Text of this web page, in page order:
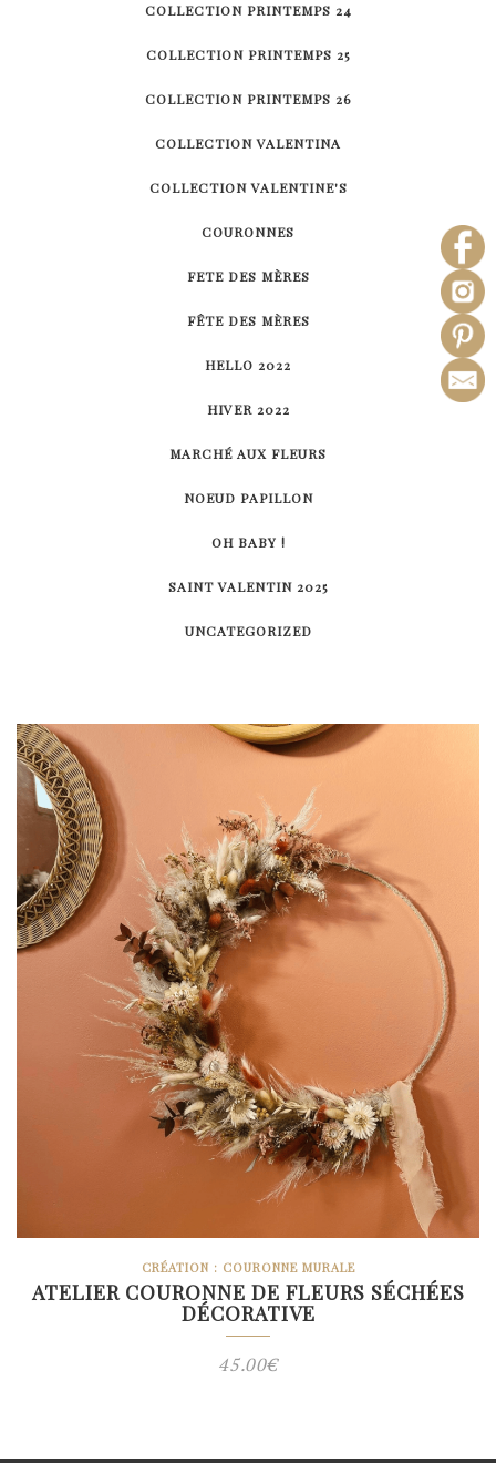
COLLECTION PRINTEMPS 24
COLLECTION PRINTEMPS 25
COLLECTION PRINTEMPS 26
COLLECTION VALENTINA
COLLECTION VALENTINE'S
COURONNES
FETE DES MÈRES
FÊTE DES MÈRES
HELLO 2022
HIVER 2022
MARCHÉ AUX FLEURS
NOEUD PAPILLON
OH BABY !
SAINT VALENTIN 2025
UNCATEGORIZED
CRÉATION : COURONNE MURALE
ATELIER COURONNE DE FLEURS SÉCHÉES
DÉCORATIVE
45.00€